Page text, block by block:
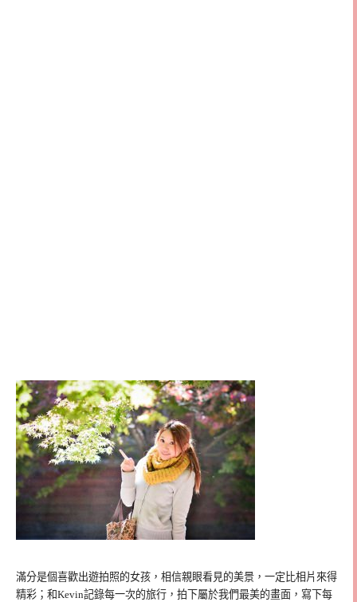
滿分是個喜歡出遊拍照的女孩，相信親眼看見的美景，一定比相片來得
精彩；和Kevin記錄每一次的旅行，拍下屬於我們最美的畫面，寫下每